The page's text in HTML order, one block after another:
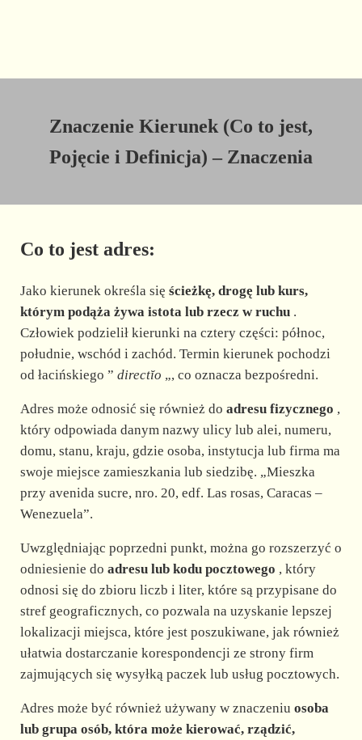
Znaczenie Kierunek (Co to jest,
Pojęcie i Definicja) – Znaczenia
Co to jest adres:
Jako kierunek określa się ścieżkę, drogę lub kurs,
którym podąża żywa istota lub rzecz w ruchu.
Człowiek podzielił kierunki na cztery części: północ,
południe, wschód i zachód. Termin kierunek pochodzi
od łacińskiego ” directĭo „, co oznacza bezpośredni.
Adres może odnosić się również do adresu fizycznego ,
który odpowiada danym nazwy ulicy lub alei, numeru,
domu, stanu, kraju, gdzie osoba, instytucja lub firma ma
swoje miejsce zamieszkania lub siedzibę. „Mieszka
przy avenida sucre, nro. 20, edf. Las rosas, Caracas –
Wenezuela”.
Uwzględniając poprzedni punkt, można go rozszerzyć o
odniesienie do adresu lub kodu pocztowego , który
odnosi się do zbioru liczb i liter, które są przypisane do
stref geograficznych, co pozwala na uzyskanie lepszej
lokalizacji miejsca, które jest poszukiwane, jak również
ułatwia dostarczanie korespondencji ze strony firm
zajmujących się wysyłką paczek lub usług pocztowych.
Adres może być również używany w znaczeniu osoba
lub grupa osób, która może kierować, rządzić,